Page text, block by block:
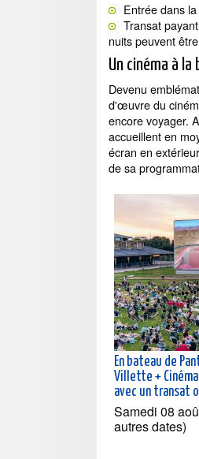
Entrée dans
Transat
nuits peuvent
Un cinéma à
Devenu
d'œuvre du
encore voyager.
accueillent en
écran en
de sa
En bateau de
Villette +
avec un transat
Samedi 08
autres dates)